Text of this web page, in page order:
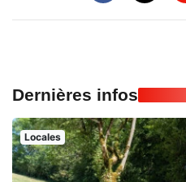
Dernières infos
Locales